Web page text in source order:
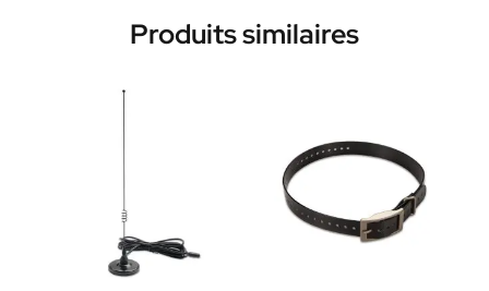
Produits similaires